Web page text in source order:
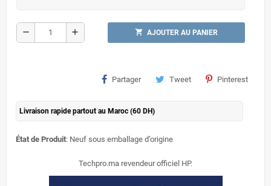
remove add shopping_cart AJOUTER AU PANIER
Partager Tweet Pinterest
Livraison rapide partout au Maroc (60 DH)
État de Produit: Neuf sous emballage d’origine
Techpro.ma revendeur officiel HP.